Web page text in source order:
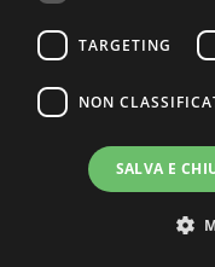
Pierpaolo Vargiu
per 4 mld senza
ripercussioni sui
“Nelle Regioni a
rappresenta circa il
contrarre la spesa
TARGETING
NON
SALVA E